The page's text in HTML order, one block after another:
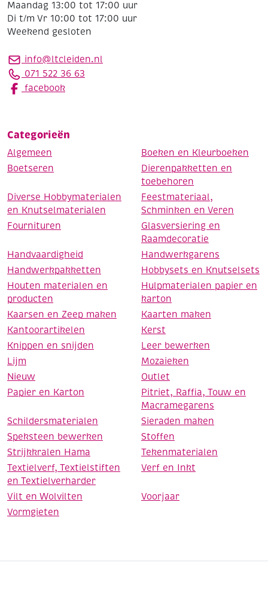
Maandag 13:00 tot 17:00 uur
Di t/m Vr 10:00 tot 17:00 uur
Weekend gesloten
info@ltcleiden.nl
071 522 36 63
facebook
Categorieën
Algemeen
Boeken en Kleurboeken
Boetseren
Dierenpakketten en
toebehoren
Diverse Hobbymaterialen
en Knutselmaterialen
Feestmateriaal,
Schminken en Veren
Fournituren
Glasversiering en
Raamdecoratie
Handvaardigheid
Handwerkgarens
Handwerkpakketten
Hobbysets en Knutselsets
Houten materialen en
producten
Hulpmaterialen papier en
karton
Kaarsen en Zeep maken
Kaarten maken
Kantoorartikelen
Kerst
Knippen en snijden
Leer bewerken
Lijm
Mozaieken
Nieuw
Outlet
Papier en Karton
Pitriet, Raffia, Touw en
Macramegarens
Schildersmaterialen
Sieraden maken
Speksteen bewerken
Stoffen
Strijkkralen Hama
Tekenmaterialen
Textielverf, Textielstiften
en Textielverharder
Verf en Inkt
Vilt en Wolvilten
Voorjaar
Vormgieten